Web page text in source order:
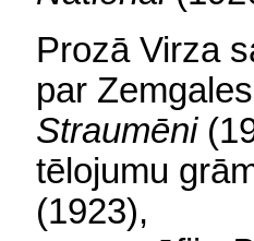
Prozā Virza
par
Straumēni
tēlojumu
(1923),